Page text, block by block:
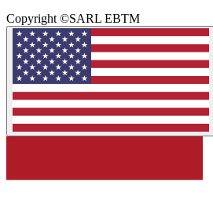
Copyright ©SARL EBTM